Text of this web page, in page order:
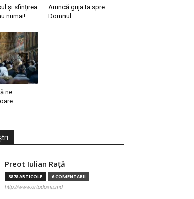
și sfințirea
numai!
Aruncă grija ta spre
Domnul…
ne
Preot Iulian Raţă
3878 ARTICOLE 6 COMENTARII
http://www.ortodoxia.md